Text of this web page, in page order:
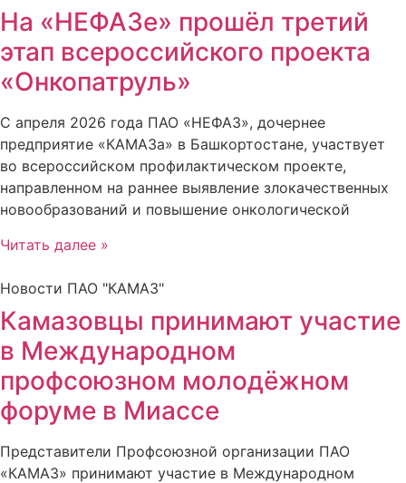
На «НЕФАЗе» прошёл третий
этап всероссийского проекта
«Онкопатруль»
С апреля 2026 года ПАО «НЕФАЗ», дочернее
предприятие «КАМАЗа» в Башкортостане, участвует
во всероссийском профилактическом проекте,
направленном на раннее выявление злокачественных
новообразований и повышение онкологической
Читать далее »
Новости ПАО "КАМАЗ"
Камазовцы принимают участие
в Международном
профсоюзном молодёжном
форуме в Миассе
Представители Профсоюзной организации ПАО
«КАМАЗ» принимают участие в Международном